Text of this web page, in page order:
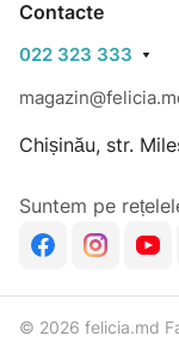
Contacte
022 323 333
Chișinău, str.
Suntem pe
© 2026 felicia.md